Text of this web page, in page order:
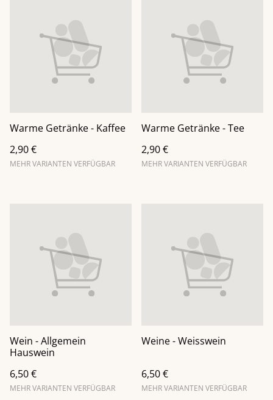
Warme Getränke - Kaffee
2,90 €
MEHR VARIANTEN VERFÜGBAR
Warme Getränke - Tee
2,90 €
MEHR VARIANTEN VERFÜGBAR
Wein - Allgemein
Hauswein
6,50 €
MEHR VARIANTEN VERFÜGBAR
Weine - Weisswein
6,50 €
MEHR VARIANTEN VERFÜGBAR